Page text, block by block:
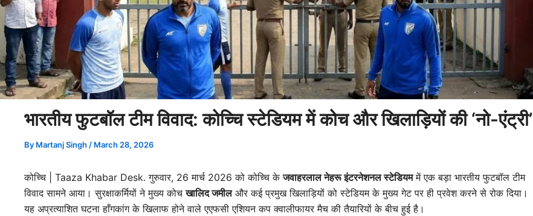
भारतीय फुटबॉल टीम विवाद: कोच्चि स्टेडियम में कोच और खिलाड़ियों की ‘नो-एंट्री’
By Martanj Singh / March 28, 2026
कोच्चि | Taaza Khabar Desk. गुरुवार, 26 मार्च 2026 को कोच्चि केजवाहरलाल नेहरू इंटरनेशनल स्टेडियममें एक बड़ा भारतीय फुटबॉल टीम
विवाद सामने आया। सुरक्षाकर्मियों ने मुख्य कोचखालिद जमीलऔर कई प्रमुख खिलाड़ियों को स्टेडियम के मुख्य गेट पर ही प्रवेश करने से रोक दिया।
यह अप्रत्याशित घटना हाँगकांग के खिलाफ होने वाले एएफसी एशियन कप क्वालीफायर मैच की तैयारियों के बीच हुई है।